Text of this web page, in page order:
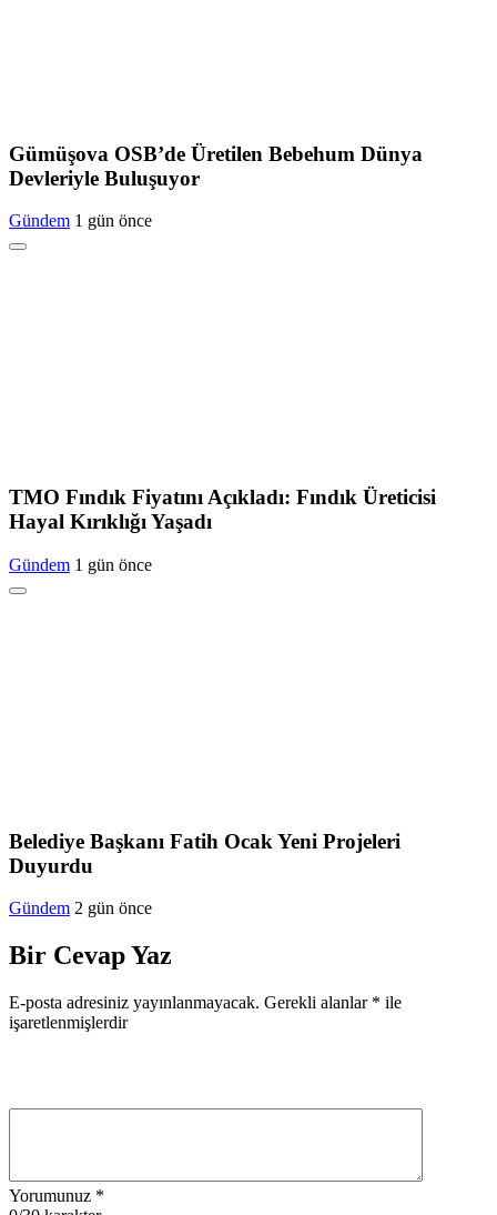
Gümüşova OSB’de Üretilen Bebehum Dünya
Devleriyle Buluşuyor
Gündem 1 gün önce
TMO Fındık Fiyatını Açıkladı: Fındık Üreticisi
Hayal Kırıklığı Yaşadı
Gündem 1 gün önce
Belediye Başkanı Fatih Ocak Yeni Projeleri
Duyurdu
Gündem 2 gün önce
Bir Cevap Yaz
E-posta adresiniz yayınlanmayacak. Gerekli alanlar * ile
işaretlenmişlerdir
Yorumunuz *